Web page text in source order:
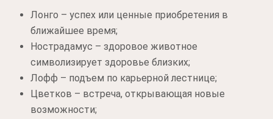
Лонго – успех или ценные приобретения в
ближайшее время;
Нострадамус – здоровое животное
символизирует здоровье близких;
Лофф – подъем по карьерной лестнице;
Цветков – встреча, открывающая новые
возможности;